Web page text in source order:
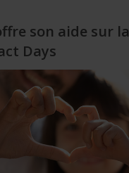
son aide sur la
Days